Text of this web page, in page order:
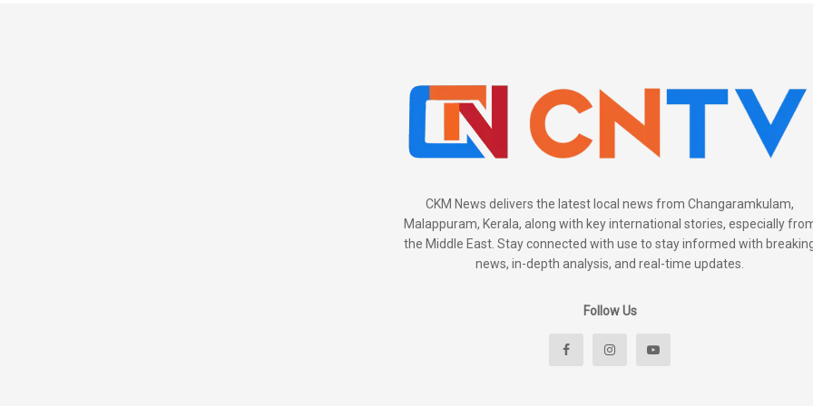
CKM News delivers the latest local news from Changaramkulam,
Malappuram, Kerala, along with key international stories, especially
the Middle East. Stay connected with use to stay informed with
news, in-depth analysis, and real-time updates.
Follow Us